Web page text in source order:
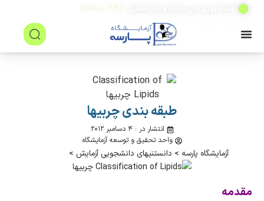
(۲۴ ساعته)
طبقه بندی چربیها
انتشار در : ۴ دسامبر ۲۰۱۲
واحد تحقیق و توسعه آزمایشگاه
آزمایشگاه پارسه > دانستنیهای دانشجویی آزمایش >
مقدمه